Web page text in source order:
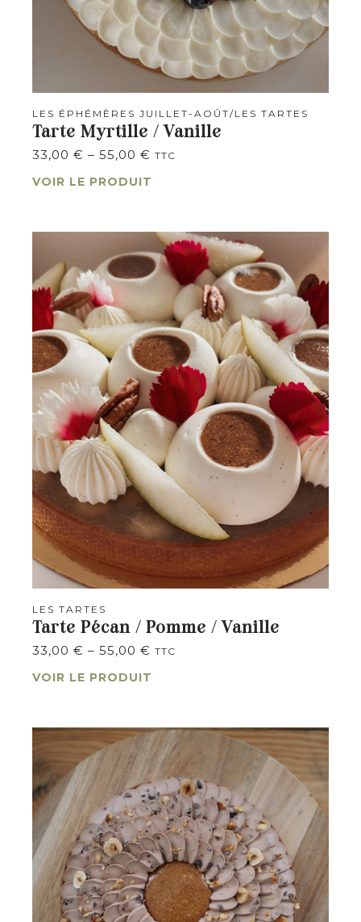
LES ÉPHÉMÈRES JUILLET-AOÛT/LES TARTES
Tarte Myrtille / Vanille
33,00 € – 55,00 € TTC
VOIR LE PRODUIT
LES TARTES
Tarte Pécan / Pomme / Vanille
33,00 € – 55,00 € TTC
VOIR LE PRODUIT